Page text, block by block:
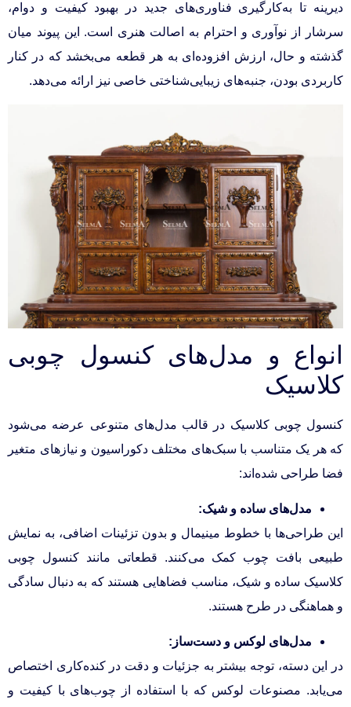
دیرینه تا به‌کارگیری فناوری‌های جدید در بهبود کیفیت و دوام،
سرشار از نوآوری و احترام به اصالت هنری است. این پیوند میان
گذشته و حال، ارزش افزوده‌ای به هر قطعه می‌بخشد که در کنار
کاربردی بودن، جنبه‌های زیبایی‌شناختی خاصی نیز ارائه می‌دهد.
انواع و مدل‌های کنسول چوبی
کلاسیک
کنسول چوبی کلاسیک در قالب مدل‌های متنوعی عرضه می‌شود
که هر یک متناسب با سبک‌های مختلف دکوراسیون و نیازهای متغیر
فضا طراحی شده‌اند:
مدل‌های ساده و شیک:
این طراحی‌ها با خطوط مینیمال و بدون تزئینات اضافی، به نمایش
طبیعی بافت چوب کمک می‌کنند. قطعاتی مانند کنسول چوبی
کلاسیک ساده و شیک، مناسب فضاهایی هستند که به دنبال سادگی
و هماهنگی در طرح هستند.
مدل‌های لوکس و دست‌ساز:
در این دسته، توجه بیشتر به جزئیات و دقت در کنده‌کاری اختصاص
می‌یابد. مصنوعات لوکس که با استفاده از چوب‌های با کیفیت و